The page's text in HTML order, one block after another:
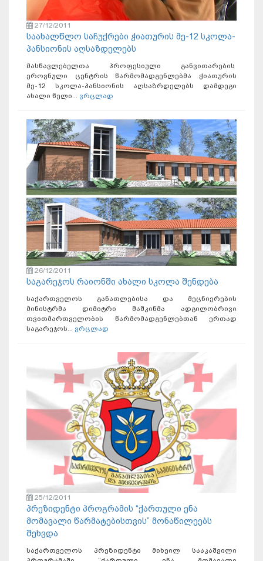
27/12/2011
საახალწლო საჩუქრები ჭიათურის მე-12 სკოლა-
პანსიონის აღსაზდელებს
მასწავლებელთა პროფესიული განვითარების
ეროვნული ცენტრის წარმომადგენლებმა ჭიათურის
მე-12 სკოლა-პანსიონის აღსაზრდელებს დამდეგი
ახალი წელი... ვრცლად
26/12/2011
საგარეჯოს რაიონში ახალი სკოლა შენდება
საქართველოს განათლებისა და მეცნიერების
მინისტრმა დიმიტრი შაშკინმა ადგილობრივი
თვითმართველობის წარმომადგენლებთან ერთად
საგარეჯოს... ვრცლად
25/12/2011
პრეზიდენტი პროგრამის “ქართული ენა
მომავალი წარმატებისთვის” მონაწილეებს
შეხვდა
საქართველოს პრეზიდენტი მიხეილ სააკაშვილი